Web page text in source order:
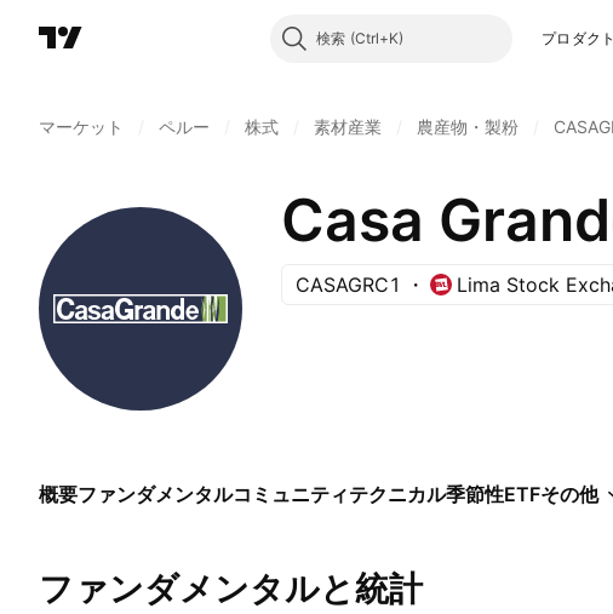
検索 プロダクト
マーケット ペルー 株式 素材産業 農産物・製粉
Casa
CASAGRC1 Lima Stock
概要ファンダメンタルコミュニティテクニカル季節性ETFその他
ファンダメンタルと統計